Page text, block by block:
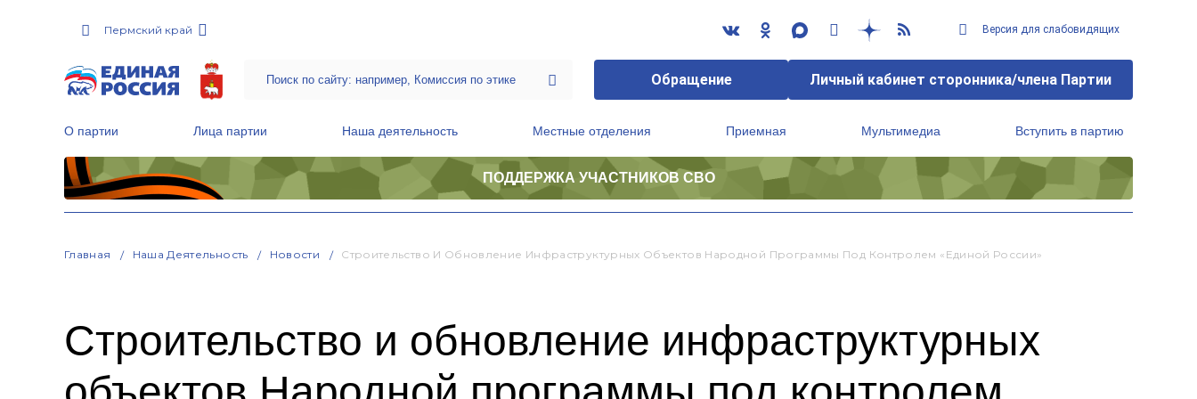
Пермский край Версия для слабовидящих
Обращение Личный кабинет сторонника/члена Партии
О партии Лица партии Наша деятельность Местные отделения Приемная Мультимедиа Вступить в партию
ПОДДЕРЖКА УЧАСТНИКОВ СВО
Главная Наша Деятельность Новости Строительство И Обновление Инфраструктурных Объектов Народной Программы Под Контролем «Единой России»
Строительство и обновление инфраструктурных